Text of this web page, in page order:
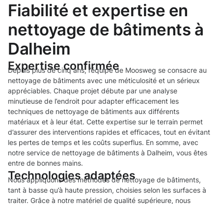
Fiabilité et expertise en
nettoyage de bâtiments à
Dalheim
Expertise confirmée
Depuis plus de cinq ans, l’équipe de Moosweg se consacre au
nettoyage de bâtiments avec une méticulosité et un sérieux
appréciables. Chaque projet débute par une analyse
minutieuse de l’endroit pour adapter efficacement les
techniques de nettoyage de bâtiments aux différents
matériaux et à leur état. Cette expertise sur le terrain permet
d’assurer des interventions rapides et efficaces, tout en évitant
les pertes de temps et les coûts superflus. En somme, avec
notre service de nettoyage de bâtiments à Dalheim, vous êtes
entre de bonnes mains.
Technologies adaptées
Nous appliquons des méthodes de nettoyage de bâtiments,
tant à basse qu’à haute pression, choisies selon les surfaces à
traiter. Grâce à notre matériel de qualité supérieure, nous